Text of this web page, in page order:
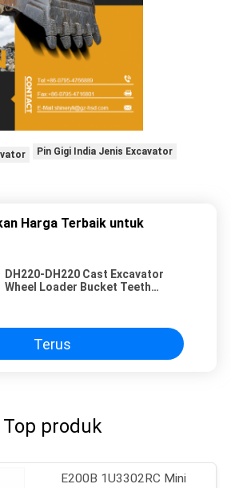
Pin Gigi India Jenis Excavator
Harga Terbaik untuk
DH220-DH220 Cast Excavator
Wheel Loader Bucket Teeth
Terus
Top produk
E200B 1U3302RC Mini